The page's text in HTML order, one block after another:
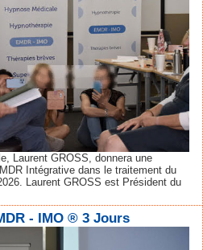
Laurent GROSS, donnera une
Intégrative dans le traitement du
Laurent GROSS est Président du
- IMO ® 3 Jours